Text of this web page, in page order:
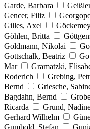
Garde, Barbara
Gencer, Filiz
Gilles, Axel
Göhlen, Britta
Goldmann, Nikolai
Gottschalk, Beatriz
Mar
Gramatzki,
Roderich
Grebing,
Bernd
Griesche,
Bagdahn, Bernd
Ricarda
Grund,
Gerhard Wilhelm
Gumbold, Stefan